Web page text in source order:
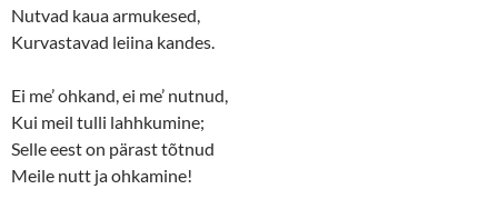
Nutvad kaua armukesed,
Kurvastavad leiina kandes.
Ei me’ ohkand, ei me’ nutnud,
Kui meil tulli lahhkumine;
Selle eest on pärast tõtnud
Meile nutt ja ohkamine!